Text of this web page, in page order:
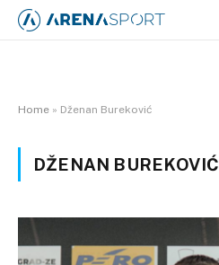
Home » Dženan Bureković
DŽENAN BUREKOVIĆ